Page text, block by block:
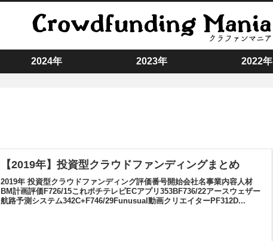
2024年 2023年 2022年
【2019年】投資型クラウドファンディングまとめ
2019年 投資型クラウドファンディング評価番号開始会社名事業内容人材
BM計画評価F726/15これポチテレビECアプリ353BF736/22アースウェザー
航路予測システム342C+F746/29Funusual動画クリエイターPF312D...